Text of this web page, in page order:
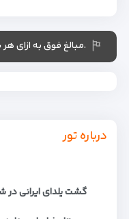
.مبالغ فوق به ازای
درباره تور
گشتیلدای ایرانی